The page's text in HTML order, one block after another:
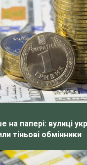
на папері: вулиці
тіньові обмінники